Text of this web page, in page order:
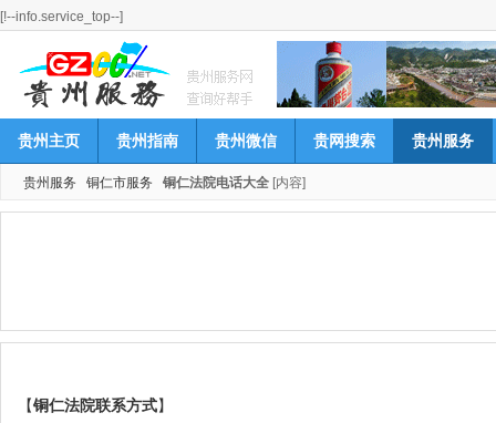
[!--info.service_top--]
贵州主页 贵州指南 贵州微信 贵网搜索 贵州服务
贵州服务 铜仁市服务 铜仁法院电话大全 [内容]
【铜仁法院联系方式】